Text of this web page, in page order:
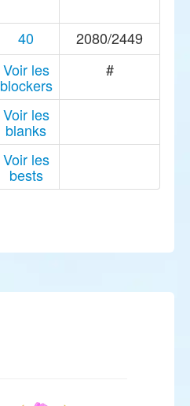
40
2080/2449
Voir les
blockers
#
Voir les
blanks
Voir les
bests